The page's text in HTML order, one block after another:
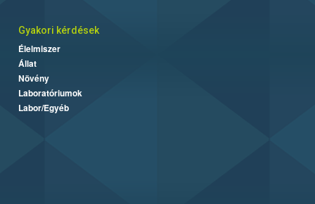
Gyakori kérdések
Élelmiszer
Állat
Növény
Laboratóriumok
Labor/Egyéb